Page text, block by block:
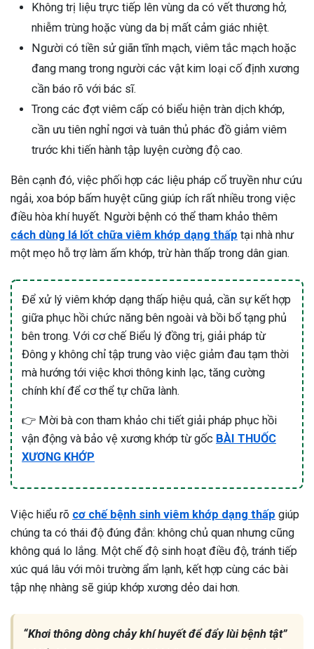
Không trị liệu trực tiếp lên vùng da có vết thương hở,
nhiễm trùng hoặc vùng da bị mất cảm giác nhiệt.
Người có tiền sử giãn tĩnh mạch, viêm tắc mạch hoặc
đang mang trong người các vật kim loại cố định xương
cần báo rõ với bác sĩ.
Trong các đợt viêm cấp có biểu hiện tràn dịch khớp,
cần ưu tiên nghỉ ngơi và tuân thủ phác đồ giảm viêm
trước khi tiến hành tập luyện cường độ cao.
Bên cạnh đó, việc phối hợp các liệu pháp cổ truyền như cứu
ngải, xoa bóp bấm huyệt cũng giúp ích rất nhiều trong việc
điều hòa khí huyết. Người bệnh có thể tham khảo thêm
cách dùng lá lốt chữa viêm khớp dạng thấp tại nhà như
một mẹo hỗ trợ làm ấm khớp, trừ hàn thấp trong dân gian.
Để xử lý viêm khớp dạng thấp hiệu quả, cần sự kết hợp
giữa phục hồi chức năng bên ngoài và bồi bổ tạng phủ
bên trong. Với cơ chế Biểu lý đồng trị, giải pháp từ
Đông y không chỉ tập trung vào việc giảm đau tạm thời
mà hướng tới việc khơi thông kinh lạc, tăng cường
chính khí để cơ thể tự chữa lành.
👉 Mời bà con tham khảo chi tiết giải pháp phục hồi
vận động và bảo vệ xương khớp từ gốc BÀI THUỐC
XƯƠNG KHỚP
Việc hiểu rõ cơ chế bệnh sinh viêm khớp dạng thấp giúp
chúng ta có thái độ đúng đắn: không chủ quan nhưng cũng
không quá lo lắng. Một chế độ sinh hoạt điều độ, tránh tiếp
xúc quá lâu với môi trường ẩm lạnh, kết hợp cùng các bài
tập nhẹ nhàng sẽ giúp khớp xương dẻo dai hơn.
“Khơi thông dòng chảy khí huyết để đẩy lùi bệnh tật”